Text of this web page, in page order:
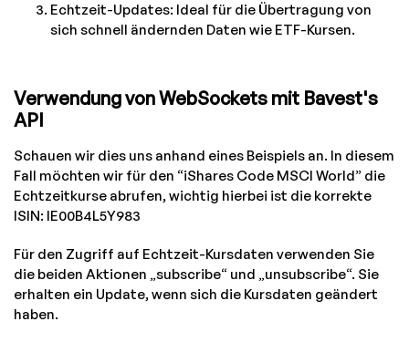
Echtzeit-Updates: Ideal für die Übertragung von
sich schnell ändernden Daten wie ETF-Kursen.
Verwendung von WebSockets mit Bavest's
API
Schauen wir dies uns anhand eines Beispiels an. In diesem
Fall möchten wir für den “iShares Code MSCI World” die
Echtzeitkurse abrufen, wichtig hierbei ist die korrekte
ISIN: IE00B4L5Y983
Für den Zugriff auf Echtzeit-Kursdaten verwenden Sie
die beiden Aktionen „subscribe“ und „unsubscribe“. Sie
erhalten ein Update, wenn sich die Kursdaten geändert
haben.